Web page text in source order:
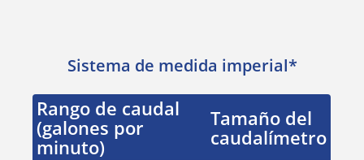
Sistema de medida imperial*
Rango de caudal
(galones por
minuto)
Tamaño del
caudalímetro